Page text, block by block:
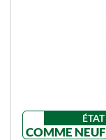
ÉTAT
COMME NEUF